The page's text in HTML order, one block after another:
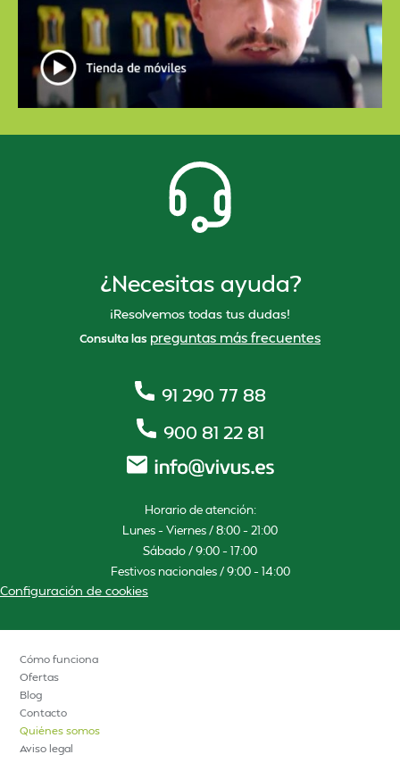
¿Necesitas ayuda?
¡Resolvemos todas tus dudas!
Consulta las preguntas más frecuentes
91 290 77 88
900 81 22 81
Horario de atención:
Lunes – Viernes / 8:00 – 21:00
Sábado / 9:00 – 17:00
Festivos nacionales / 9:00 – 14:00
Configuración de cookies
Cómo funciona
Ofertas
Blog
Contacto
Quiénes somos
Aviso legal